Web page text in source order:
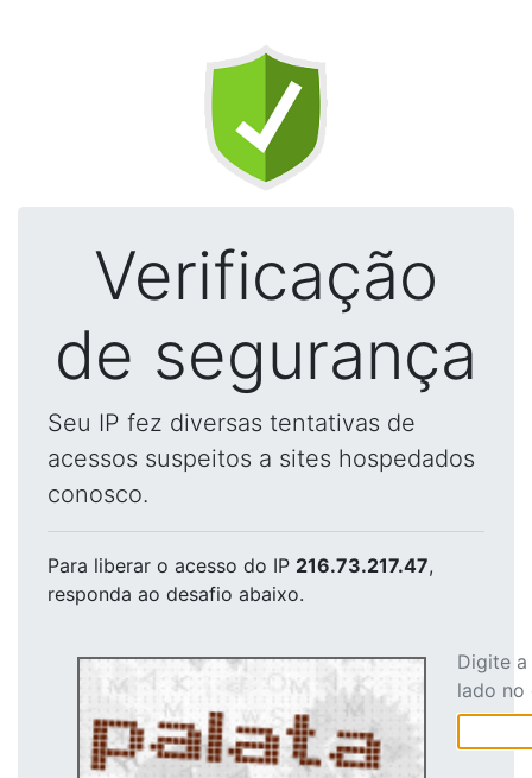
Verificação
de segurança
Seu IP fez diversas tentativas de
acessos suspeitos a sites hospedados
conosco.
Para liberar o acesso do IP 216.73.217.47,
responda ao desafio abaixo.
Digite
lado no